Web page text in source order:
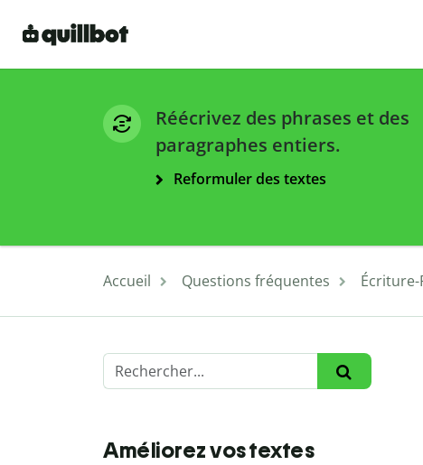
Réécrivez des phrases et des
paragraphes entiers.
Reformuler des textes
Accueil Questions fréquentes Écriture-
Améliorez vos textes